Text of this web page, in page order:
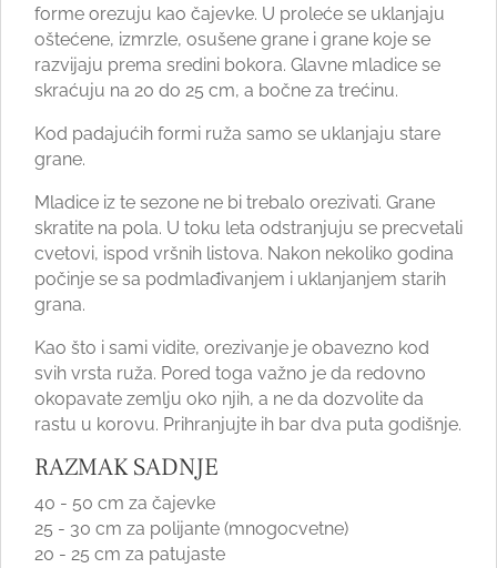
forme orezuju kao čajevke. U proleće se uklanjaju
oštećene, izmrzle, osušene grane i grane koje se
razvijaju prema sredini bokora. Glavne mladice se
skraćuju na 20 do 25 cm, a bočne za trećinu.
Kod padajućih formi ruža samo se uklanjaju stare
grane.
Mladice iz te sezone ne bi trebalo orezivati. Grane
skratite na pola. U toku leta odstranjuju se precvetali
cvetovi, ispod vršnih listova. Nakon nekoliko godina
počinje se sa podmlađivanjem i uklanjanjem starih
grana.
Kao što i sami vidite, orezivanje je obavezno kod
svih vrsta ruža. Pored toga važno je da redovno
okopavate zemlju oko njih, a ne da dozvolite da
rastu u korovu. Prihranjujte ih bar dva puta godišnje.
RAZMAK SADNJE
40 - 50 cm za čajevke
25 - 30 cm za polijante (mnogocvetne)
20 - 25 cm za patujaste